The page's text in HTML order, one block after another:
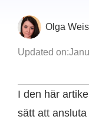
Olga Weis
Updated on:
I den här
sätt att